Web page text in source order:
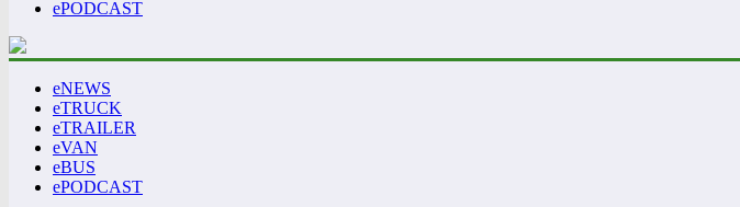
ePODCAST
eNEWS
eTRUCK
eTRAILER
eVAN
eBUS
ePODCAST